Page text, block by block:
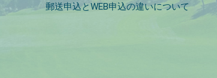
郵送申込とWEB申込の違いについて